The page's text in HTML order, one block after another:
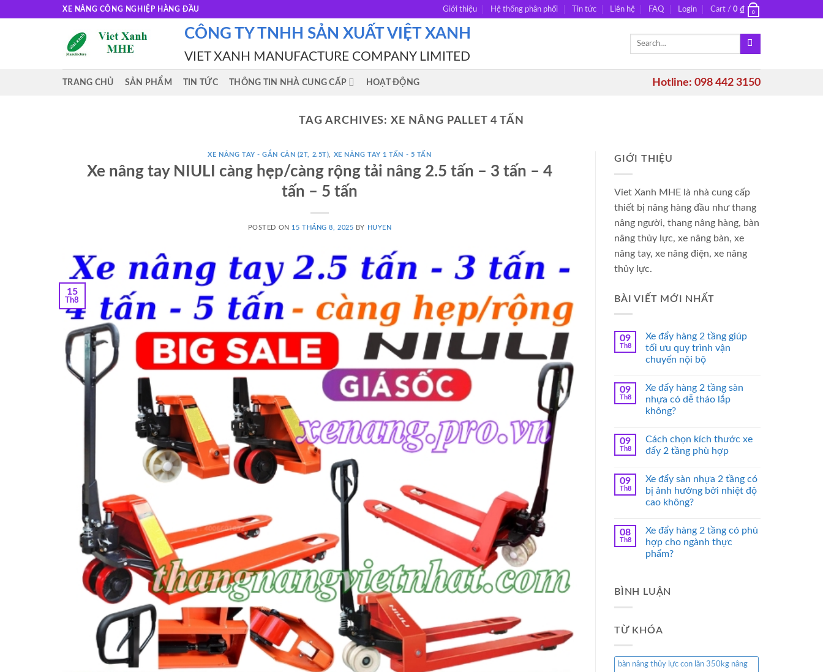
XE NÂNG CÔNG NGHIỆP HÀNG ĐẦU Giới thiệu Hệ thống phân phối Tin tức Liên hệ FAQ Login Cart / 0 ₫ 0
CÔNG TY TNHH SẢN XUẤT VIỆT XANH
VIET XANH MANUFACTURE COMPANY LIMITED
Search
TRANG CHỦ SẢN PHẨM TIN TỨC THÔNG TIN NHÀ CUNG CẤP HOẠT ĐỘNG Hotline: 098 442 3150
TAG ARCHIVES:XE NÂNG PALLET 4 TẤN
XE NÂNG TAY - GẮN CÂN (2T, 2.5T) XE NÂNG TAY 1 TẤN - 5 TẤN
Xe nâng tay NIULI càng hẹp/càng rộng tải nâng 2.5 tấn – 3 tấn – 4
tấn – 5 tấn
POSTED ON 15 THÁNG 8, 2025 BY HUYEN
15
Th8
GIỚI THIỆU
Viet Xanh MHE là nhà cung cấp
thiết bị nâng hàng đầu như thang
nâng người, thang nâng hàng, bàn
nâng thủy lực, xe nâng bàn, xe
nâng tay, xe nâng điện, xe nâng
thủy lực.
BÀI VIẾT MỚI NHẤT
09
Th8
Xe đẩy hàng 2 tầng giúp
tối ưu quy trình vận
chuyển nội bộ
09
Th8
Xe đẩy hàng 2 tầng sàn
nhựa có dễ tháo lắp
không?
09
Th8
Cách chọn kích thước xe
đẩy 2 tầng phù hợp
09
Th8
Xe đẩy sàn nhựa 2 tầng có
bị ảnh hưởng bởi nhiệt độ
cao không?
08
Th8
Xe đẩy hàng 2 tầng có phù
hợp cho ngành thực
phẩm?
BÌNH LUẬN
TỪ KHÓA
bàn nâng thủy lực con lăn 350kg nâng